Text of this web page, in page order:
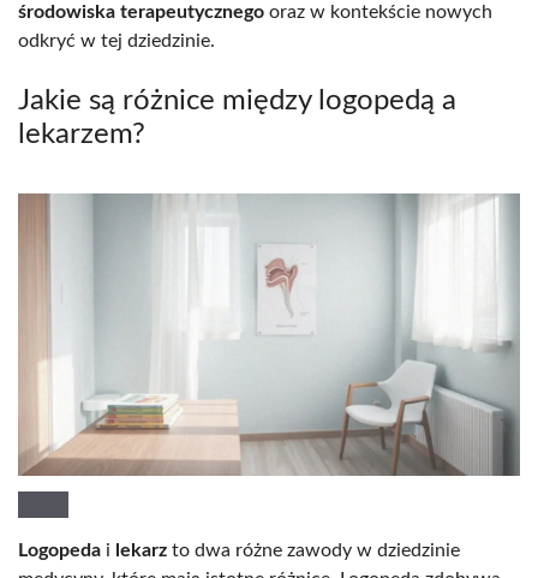
środowiska terapeutycznego oraz w kontekście nowych
odkryć w tej dziedzinie.
Jakie są różnice między logopedą a
lekarzem?
Logopeda i lekarz to dwa różne zawody w dziedzinie